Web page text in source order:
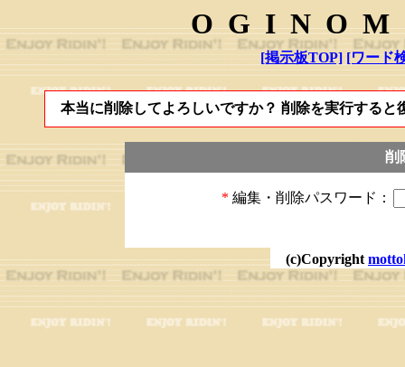
[掲示板TOP] [ワード
本当に削除してよろしいですか？ 削除を実行する
削
* 編集・削除パスワード：
(c)Copyright